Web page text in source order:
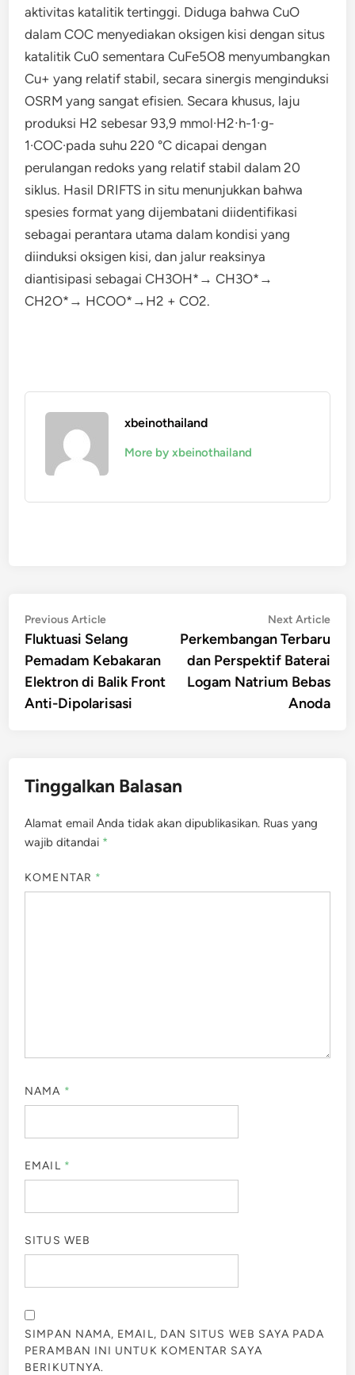
aktivitas katalitik tertinggi. Diduga bahwa CuO
dalam COC menyediakan oksigen kisi dengan situs
katalitik Cu0 sementara CuFe5O8 menyumbangkan
Cu+ yang relatif stabil, secara sinergis menginduksi
OSRM yang sangat efisien. Secara khusus, laju
produksi H2 sebesar 93,9 mmol·H2∙h-1∙g-
1·COC·pada suhu 220 °C dicapai dengan
perulangan redoks yang relatif stabil dalam 20
siklus. Hasil DRIFTS in situ menunjukkan bahwa
spesies format yang dijembatani diidentifikasi
sebagai perantara utama dalam kondisi yang
diinduksi oksigen kisi, dan jalur reaksinya
diantisipasi sebagai CH3OH*→ CH3O*→
CH2O*→ HCOO*→H2 + CO2.
xbeinothailand
More by xbeinothailand
Navigasi
pos
Previous ArticlePrevious
article:
Fluktuasi Selang
Pemadam Kebakaran
Elektron di Balik Front
Anti-Dipolarisasi
Next Article
Perkembangan Terbaru
dan Perspektif Baterai
Logam Natrium Bebas
Anoda
Tinggalkan Balasan
Alamat email Anda tidak akan dipublikasikan. Ruas yang
wajib ditandai *
KOMENTAR *
NAMA *
EMAIL *
SITUS WEB
SIMPAN NAMA, EMAIL, DAN SITUS WEB SAYA PADA
PERAMBAN INI UNTUK KOMENTAR SAYA
BERIKUTNYA.